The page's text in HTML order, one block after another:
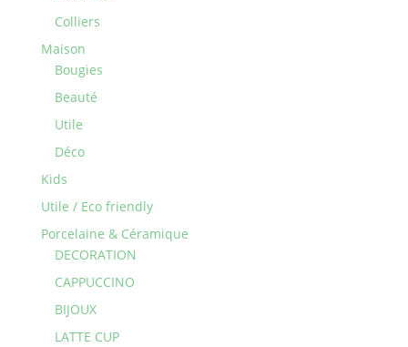
Colliers
Maison
Bougies
Beauté
Utile
Déco
Kids
Utile / Eco friendly
Porcelaine & Céramique
DECORATION
CAPPUCCINO
BIJOUX
LATTE CUP